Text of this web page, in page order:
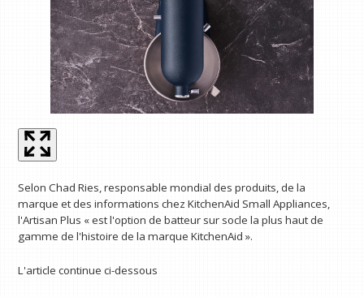
Selon Chad Ries, responsable mondial des produits, de la
marque et des informations chez KitchenAid Small Appliances,
l'Artisan Plus « est l'option de batteur sur socle la plus haut de
gamme de l'histoire de la marque KitchenAid ».
L'article continue ci-dessous